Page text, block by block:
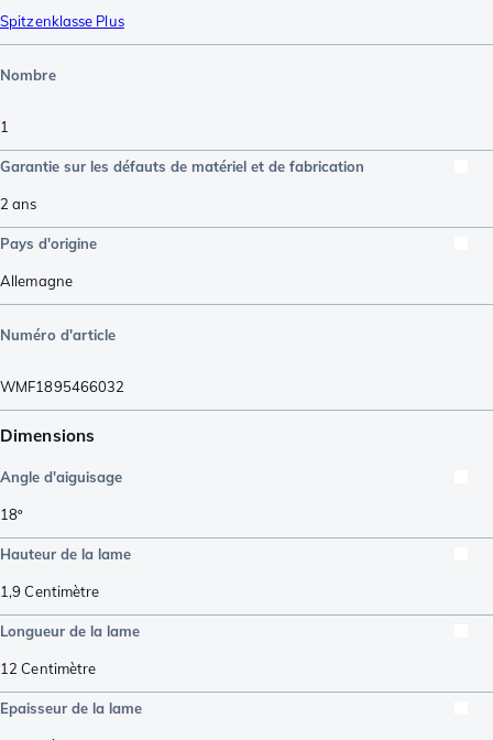
Spitzenklasse Plus
Nombre
1
Garantie sur les défauts de matériel et de fabrication
2 ans
Pays d'origine
Allemagne
Numéro d'article
WMF1895466032
Dimensions
Angle d'aiguisage
18º
Hauteur de la lame
1,9 Centimètre
Longueur de la lame
12 Centimètre
Epaisseur de la lame